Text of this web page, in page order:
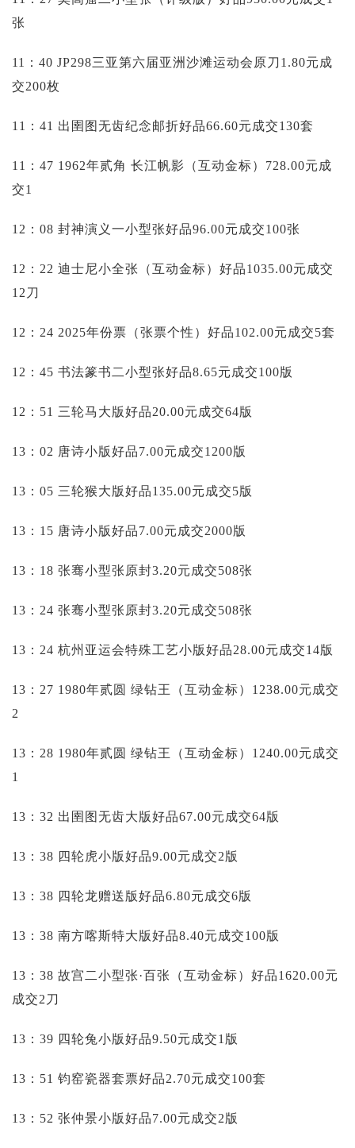
张
11：40 JP298三亚第六届亚洲沙滩运动会原刀1.80元成
交200枚
11：41 出圉图无齿纪念邮折好品66.60元成交130套
11：47 1962年贰角 长江帆影（互动金标）728.00元成
交1
12：08 封神演义一小型张好品96.00元成交100张
12：22 迪士尼小全张（互动金标）好品1035.00元成交
12刀
12：24 2025年份票（张票个性）好品102.00元成交5套
12：45 书法篆书二小型张好品8.65元成交100版
12：51 三轮马大版好品20.00元成交64版
13：02 唐诗小版好品7.00元成交1200版
13：05 三轮猴大版好品135.00元成交5版
13：15 唐诗小版好品7.00元成交2000版
13：18 张骞小型张原封3.20元成交508张
13：24 张骞小型张原封3.20元成交508张
13：24 杭州亚运会特殊工艺小版好品28.00元成交14版
13：27 1980年贰圆 绿钻王（互动金标）1238.00元成交
2
13：28 1980年贰圆 绿钻王（互动金标）1240.00元成交
1
13：32 出圉图无齿大版好品67.00元成交64版
13：38 四轮虎小版好品9.00元成交2版
13：38 四轮龙赠送版好品6.80元成交6版
13：38 南方喀斯特大版好品8.40元成交100版
13：38 故宫二小型张·百张（互动金标）好品1620.00元
成交2刀
13：39 四轮兔小版好品9.50元成交1版
13：51 钧窑瓷器套票好品2.70元成交100套
13：52 张仲景小版好品7.00元成交2版